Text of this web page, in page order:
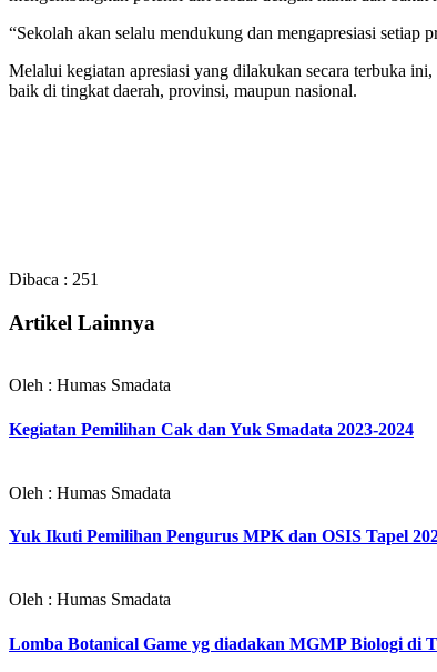
“Sekolah akan selalu mendukung dan mengapresiasi setiap
Melalui kegiatan apresiasi yang dilakukan secara terbuka
baik di tingkat daerah, provinsi, maupun nasional.
Dibaca : 251
Artikel Lainnya
Oleh : Humas Smadata
Kegiatan Pemilihan Cak dan Yuk Smadata 2023-2024
Oleh : Humas Smadata
Yuk Ikuti Pemilihan Pengurus MPK dan OSIS Tapel
Oleh : Humas Smadata
Lomba Botanical Game yg diadakan MGMP Biologi di